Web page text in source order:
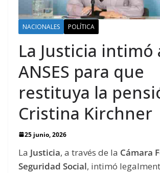
NACIONALES POLÍTICA
La Justicia intimó
ANSES para que
restituya la
Cristina Kirchner
25 junio, 2026
La Justicia, a través de la Cámara
Seguridad Social, intimó